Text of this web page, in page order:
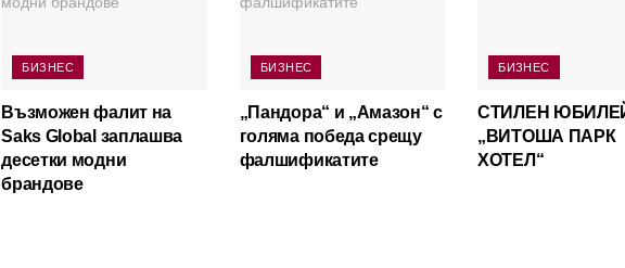
БИЗНЕС
Възможен фалит на
Saks Global заплашва
десетки модни
брандове
БИЗНЕС
„Пандора“ и „Амазон“ с
голяма победа срещу
фалшификатите
БИЗНЕС
СТИЛЕН
„ВИТОША ПАРК
ХОТЕЛ“